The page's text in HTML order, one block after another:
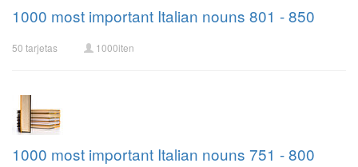
1000 most important Italian nouns 801 - 850
50 tarjetas 1000iten
1000 most important Italian nouns 751 - 800